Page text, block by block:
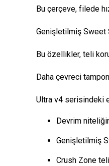
Bu çerçeve, filede
Genişletilmiş Sweet
Bu özellikler, teli
Daha çevreci
Ultra v4 serisindeki
Devrim
Genişletilmiş
Crush Zone